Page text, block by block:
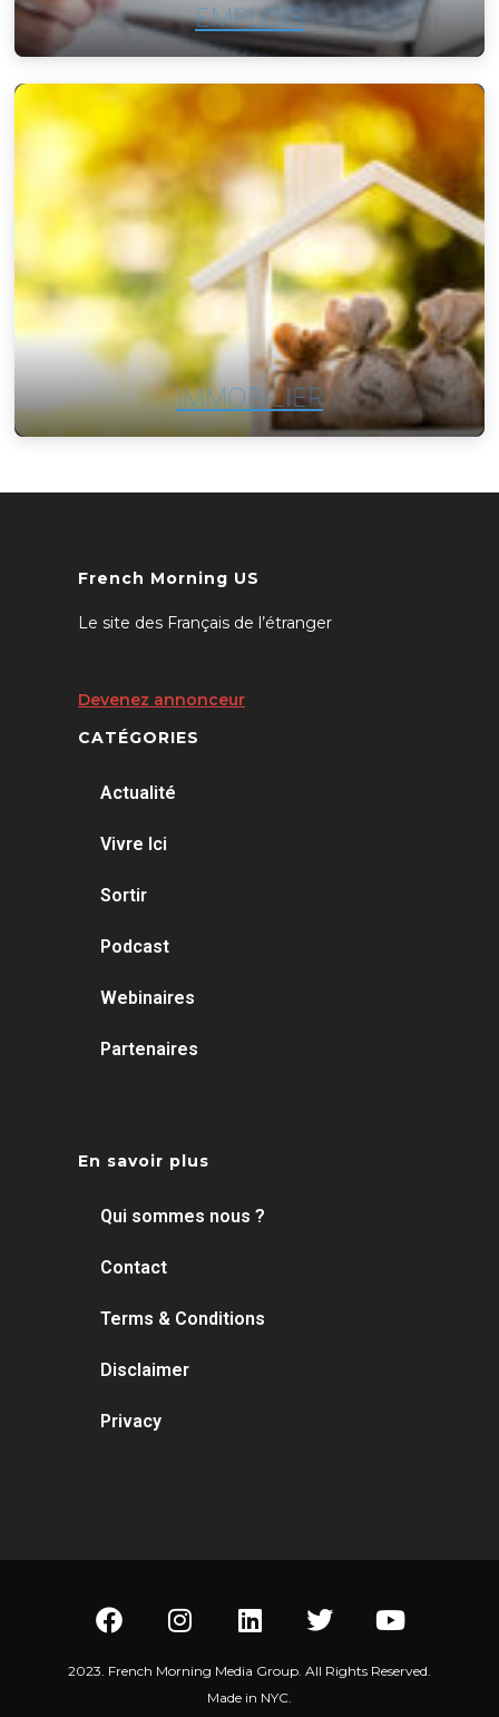
EMPLOIS
IMMOBILIER
French Morning US
Le site des Français de l’étranger
Devenez annonceur
CATÉGORIES
Actualité
Vivre Ici
Sortir
Podcast
Webinaires
Partenaires
En savoir plus
Qui sommes nous ?
Contact
Terms & Conditions
Disclaimer
Privacy
2023. French Morning Media Group. All Rights Reserved.
Made in NYC.